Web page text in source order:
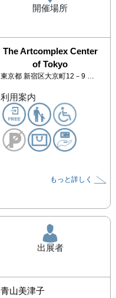
開催場所
The Artcomplex Center
of Tokyo
東京都 新宿区大京町12－9 アートコンプレックスセンター 2F
利用案内
もっと詳しく
出展者
青山美津子